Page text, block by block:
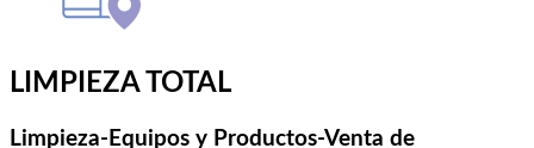
LIMPIEZA TOTAL
Limpieza-Equipos y Productos-Venta de